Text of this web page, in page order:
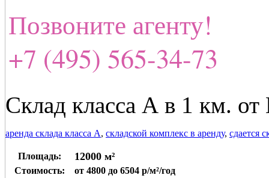
Позвоните агенту!
+7 (495) 565-34-73
Склад класса А в 1 км.
аренда склада класса А, складской комплекс в аренду, сдается
Площадь: 12000 м²
Стоимость:
от 4800 до 6504 р/м²/год